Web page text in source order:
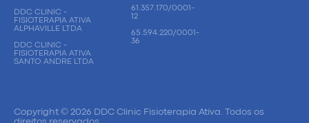
DDC CLINIC -
FISIOTERAPIA ATIVA
ALPHAVILLE LTDA
DDC CLINIC -
FISIOTERAPIA ATIVA
SANTO ANDRE LTDA
61.357.170/0001-
12
65.594.220/0001-
36
Copyright © 2026 DDC Clinic Fisioterapia Ativa. Todos os